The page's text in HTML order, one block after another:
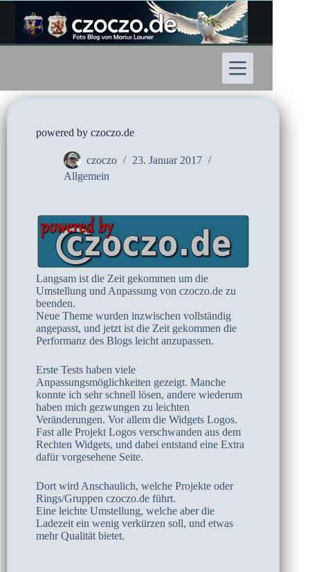
Inhalt
springen
powered by czoczo.de
czoczo
23. Januar 2017
Allgemein
Langsam ist die Zeit gekommen um die
Umstellung und Anpassung von czoczo.de zu
beenden.
Neue Theme wurden inzwischen vollständig
angepasst, und jetzt ist die Zeit gekommen die
Performanz des Blogs leicht anzupassen.
Erste Tests haben viele
Anpassungsmöglichkeiten gezeigt. Manche
konnte ich sehr schnell lösen, andere wiederum
haben mich gezwungen zu leichten
Veränderungen. Vor allem die Widgets Logos.
Fast alle Projekt Logos verschwanden aus dem
Rechten Widgets, und dabei entstand eine Extra
dafür vorgesehene Seite.
Dort wird Anschaulich, welche Projekte oder
Rings/Gruppen czoczo.de führt.
Eine leichte Umstellung, welche aber die
Ladezeit ein wenig verkürzen soll, und etwas
mehr Qualität bietet.